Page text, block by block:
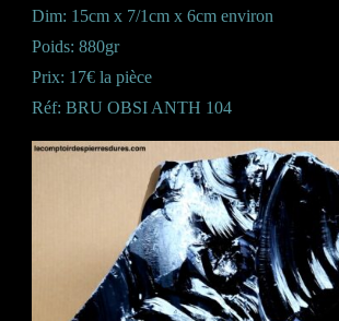
Dim: 15cm x 7/1cm x 6cm environ
Poids: 880gr
Prix: 17€ la pièce
Réf: BRU OBSI ANTH 104